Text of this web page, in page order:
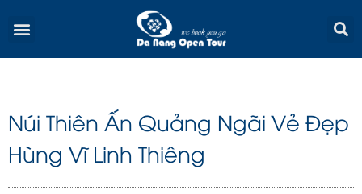
Menu
Núi Thiên Ấn Quảng Ngãi Vẻ Đẹp
Hùng Vĩ Linh Thiêng